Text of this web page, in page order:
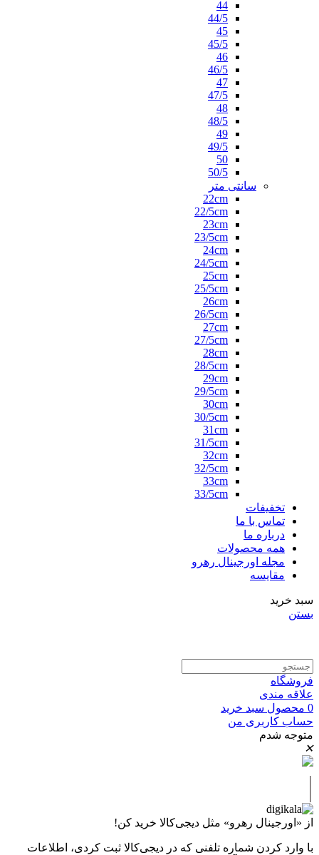
44
44/5
45
45/5
46
46/5
47
47/5
48
48/5
49
49/5
50
50/5
سانتی متر
22cm
22/5cm
23cm
23/5cm
24cm
24/5cm
25cm
25/5cm
26cm
26/5cm
27cm
27/5cm
28cm
28/5cm
29cm
29/5cm
30cm
30/5cm
31cm
31/5cm
32cm
32/5cm
33cm
33/5cm
تخفیفات
تماس با ما
درباره ما
همه محصولات
مجله اورجینال رهرو
مقایسه
سبد خرید
بستن
فروشگاه
علاقه مندی
0 محصول سبد خرید
حساب کاربری من
متوجه شدم
✕
|
از «اورجینال رهرو» مثل دیجی‌کالا خرید کن!
با وارد کردن شماره تلفنی که در دیجی‌کالا ثبت کردی، اطلاعات